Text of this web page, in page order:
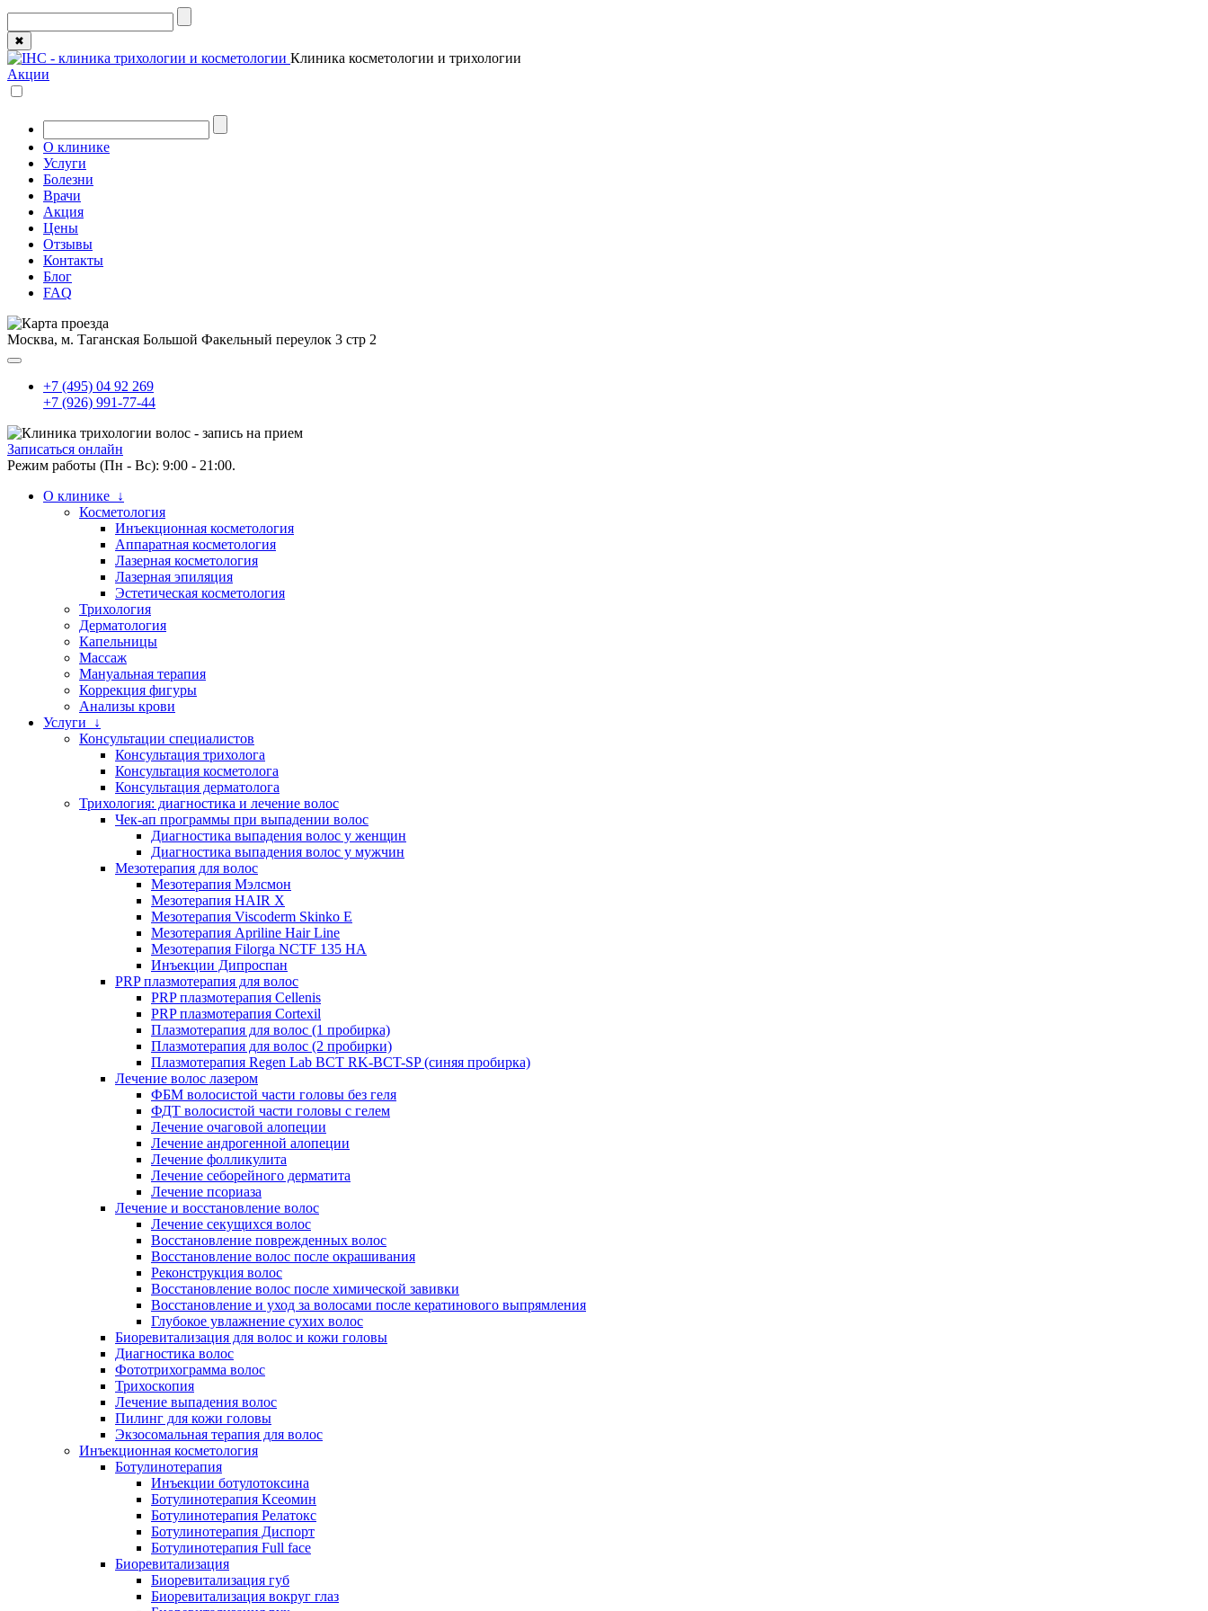
✖
Клиника косметологии и трихологии
Акции
О клинике
Услуги
Болезни
Врачи
Акция
Цены
Отзывы
Контакты
Блог
FAQ
Москва, м. Таганская Большой Факельный переулок 3 стр 2
+7 (495) 04 92 269
+7 (926) 991-77-44
Записаться онлайн
Режим работы (Пн - Вс): 9:00 - 21:00.
О клинике ↓
Косметология
Инъекционная косметология
Аппаратная косметология
Лазерная косметология
Лазерная эпиляция
Эстетическая косметология
Трихология
Дерматология
Капельницы
Массаж
Мануальная терапия
Коррекция фигуры
Анализы крови
Услуги ↓
Консультации специалистов
Консультация трихолога
Консультация косметолога
Консультация дерматолога
Трихология: диагностика и лечение волос
Чек-ап программы при выпадении волос
Диагностика выпадения волос у женщин
Диагностика выпадения волос у мужчин
Мезотерапия для волос
Мезотерапия Мэлсмон
Мезотерапия HAIR X
Мезотерапия Viscoderm Skinko E
Мезотерапия Apriline Hair Line
Мезотерапия Filorga NCTF 135 HA
Инъекции Дипроспан
PRP плазмотерапия для волос
PRP плазмотерапия Cellenis
PRP плазмотерапия Cortexil
Плазмотерапия для волос (1 пробирка)
Плазмотерапия для волос (2 пробирки)
Плазмотерапия Regen Lab BCT RK-BCT-SP (синяя пробирка)
Лечение волос лазером
ФБМ волосистой части головы без геля
ФДТ волосистой части головы с гелем
Лечение очаговой алопеции
Лечение андрогенной алопеции
Лечение фолликулита
Лечение себорейного дерматита
Лечение псориаза
Лечение и восстановление волос
Лечение секущихся волос
Восстановление поврежденных волос
Восстановление волос после окрашивания
Реконструкция волос
Восстановление волос после химической завивки
Восстановление и уход за волосами после кератинового выпрямления
Глубокое увлажнение сухих волос
Биоревитализация для волос и кожи головы
Диагностика волос
Фототрихограмма волос
Трихоскопия
Лечение выпадения волос
Пилинг для кожи головы
Экзосомальная терапия для волос
Инъекционная косметология
Ботулинотерапия
Инъекции ботулотоксина
Ботулинотерапия Ксеомин
Ботулинотерапия Релатокс
Ботулинотерапия Диспорт
Ботулинотерапия Full face
Биоревитализация
Биоревитализация губ
Биоревитализация вокруг глаз